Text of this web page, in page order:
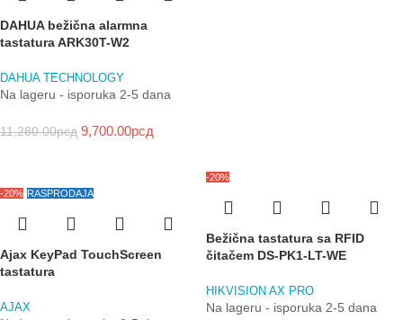
DAHUA bežična alarmna
tastatura ARK30T-W2
DAHUA TECHNOLOGY
Na lageru - isporuka 2-5 dana
11,280.00рсд 9,700.00рсд
-20% RASPRODAJA
Ajax KeyPad TouchScreen
tastatura
AJAX
-20%
Bežična tastatura sa RFID
čitačem DS-PK1-LT-WE
HIKVISION AX PRO
Na lageru - isporuka 2-5 dana